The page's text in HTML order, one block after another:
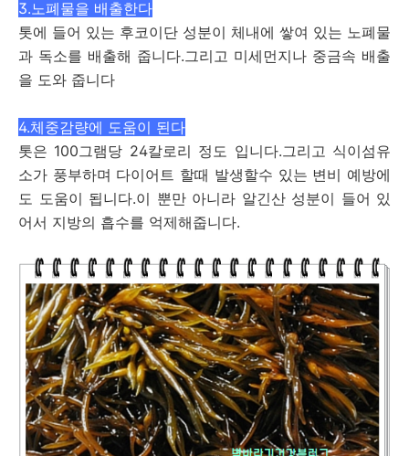
3.노폐물을 배출한다
톳에 들어 있는 후코이단 성분이 체내에 쌓여 있는 노폐물
과 독소를 배출해 줍니다.그리고 미세먼지나 중금속 배출
을 도와 줍니다
4.체중감량에 도움이 된다
톳은 100그램당 24칼로리 정도 입니다.그리고 식이섬유
소가 풍부하며 다이어트 할때 발생할수 있는 변비 예방에
도 도움이 됩니다.이 뿐만 아니라 알긴산 성분이 들어 있
어서 지방의 흡수를 억제해줍니다.